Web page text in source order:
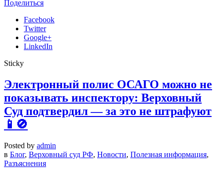
Поделиться
Facebook
Twitter
Google+
LinkedIn
Sticky
Электронный полис ОСАГО можно не
показывать инспектору: Верховный
Суд подтвердил — за это не штрафуют
📱🚫
Posted by admin
в Блог, Верховный суд РФ, Новости, Полезная информация,
Разъяснения